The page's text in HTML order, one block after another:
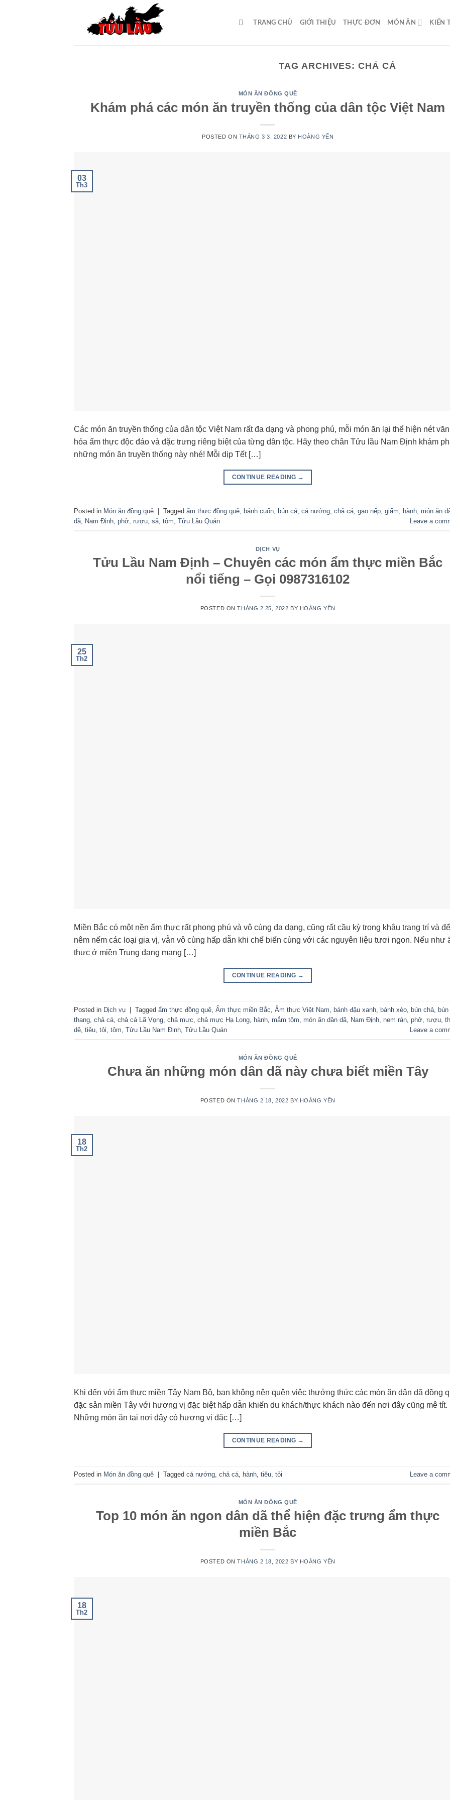
TRANG CHỦ GIỚI THIỆU THỰC ĐƠN MÓN ĂN KIẾN
TAG ARCHIVES:CHẢ CÁ
MÓN ĂN ĐỒNG QUÊ
Khám phá các món ăn truyền thống của dân tộc Việt Nam
POSTED ON THÁNG 3 3, 2022 BY HOÀNG YẾN
03
Th3
Các món ăn truyền thống của dân tộc Việt Nam rất đa dạng và phong phú, mỗi món ăn lại thể hiện nét văn
hóa ẩm thực độc đáo và đặc trưng riêng biệt của từng dân tộc. Hãy theo chân Tửu lầu Nam Định khám
những món ăn truyền thống này nhé! Mỗi dịp Tết […]
CONTINUE READING →
Posted in Món ăn đồng quê Tagged ẩm thực đồng quê, bánh cuốn, bún cá, cá nướng, chả cá, gạo nếp, giấm, hành, món ăn
dã, Nam Định, phở, rượu, sả, tôm, Tửu Lầu Quán Leave a
DỊCH VỤ
Tửu Lầu Nam Định – Chuyên các món ẩm thực miền Bắc
nổi tiếng – Gọi 0987316102
POSTED ONTHÁNG 2 25, 2022 BY HOÀNG YẾN
25
Th2
Miền Bắc có một nền ẩm thực rất phong phú và vô cùng đa dạng, cũng rất cầu kỳ trong khâu trang trí và để
nêm nếm các loại gia vị, vẫn vô cùng hấp dẫn khi chế biến cùng với các nguyên liệu tươi ngon. Nếu như
thực ở miền Trung đang mang […]
CONTINUE READING →
Posted in Dịch vụ Tagged ẩm thực đồng quê Ẩm thực miền Bắc Ẩm thực Việt Nam bánh đậu xanh bánh xèo bún chả
bún
thang chả cá chả cá Lã Vọng chả mực chả mực Hạ Long hành mắm tôm món ăn dân dã Nam Định nem rán phở rượu
dê tiêu tỏi tôm Tửu Lầu Nam Định Tửu Lầu Quán Leave a
MÓN ĂN ĐỒNG QUÊ
Chưa ăn những món dân dã này chưa biết miền Tây
POSTED ONTHÁNG 2 18, 2022 BY HOÀNG YẾN
18
Th2
Khi đến với ẩm thực miền Tây Nam Bộ, bạn không nên quên việc thưởng thức các món ăn dân dã đồng
đặc sản miền Tây với hương vị đặc biệt hấp dẫn khiến du khách/thực khách nào đến nơi đây cũng mê tít.
Những món ăn tại nơi đây có hương vị đặc […]
CONTINUE READING →
Posted in Món ăn đồng quê Tagged cá nướng, chả cá, hành, tiêu, tỏi Leave a
MÓN ĂN ĐỒNG QUÊ
Top 10 món ăn ngon dân dã thể hiện đặc trưng ẩm thực
miền Bắc
POSTED ONTHÁNG 2 18, 2022 BY HOÀNG YẾN
18
Th2